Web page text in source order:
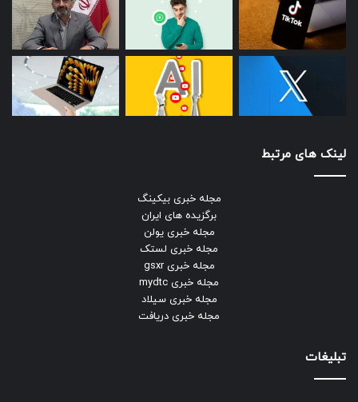
لینک های مرتبط
مجله خبری بیکینگ
برگزیده های ایران
مجله خبری یولن
مجله خبری لستک
مجله خبری gsxr
مجله خبری mydtc
مجله خبری سیلاد
مجله خبری دریافت
تبلیغات